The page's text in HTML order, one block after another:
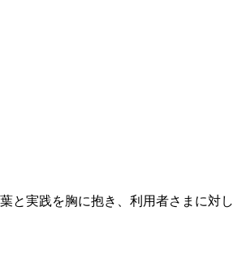
と実践を胸に抱き、利用者さまに対